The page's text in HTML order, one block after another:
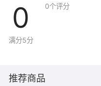
参数调优：
0
满分5分
0个评分
推荐商品